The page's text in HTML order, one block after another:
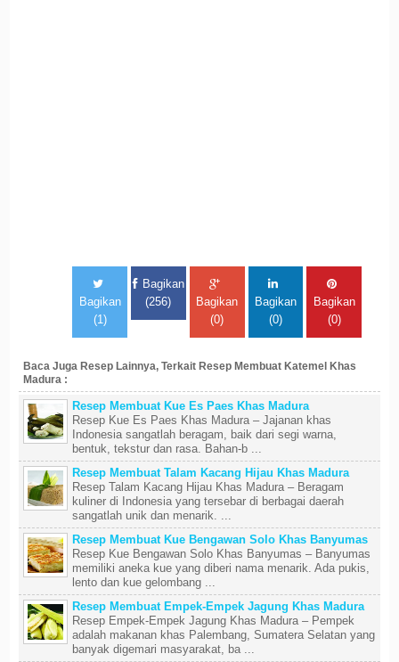
Bagikan
(1)
Bagikan
(256)
Bagikan
(0)
Bagikan
(0)
Bagikan
(0)
Baca Juga Resep Lainnya, Terkait Resep Membuat Katemel Khas
Madura :
Resep Membuat Kue Es Paes Khas Madura
Resep Kue Es Paes Khas Madura – Jajanan khas
Indonesia sangatlah beragam, baik dari segi warna,
bentuk, tekstur dan rasa. Bahan-b ...
Resep Membuat Talam Kacang Hijau Khas Madura
Resep Talam Kacang Hijau Khas Madura – Beragam
kuliner di Indonesia yang tersebar di berbagai daerah
sangatlah unik dan menarik. ...
Resep Membuat Kue Bengawan Solo Khas Banyumas
Resep Kue Bengawan Solo Khas Banyumas – Banyumas
memiliki aneka kue yang diberi nama menarik. Ada pukis,
lento dan kue gelombang ...
Resep Membuat Empek-Empek Jagung Khas Madura
Resep Empek-Empek Jagung Khas Madura – Pempek
adalah makanan khas Palembang, Sumatera Selatan yang
banyak digemari masyarakat, ba ...